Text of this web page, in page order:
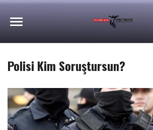
Polisi Kim Soruştursun?